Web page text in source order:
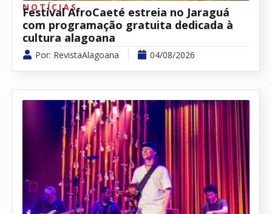
NOTÍCIAS
Festival AfroCaeté estreia no Jaraguá
com programação gratuita dedicada à
cultura alagoana
Por: RevistaAlagoana 04/08/2026